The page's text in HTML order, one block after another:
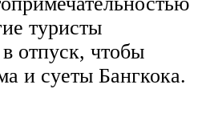
туристы
отпуск, чтобы
и суеты Бангкока.